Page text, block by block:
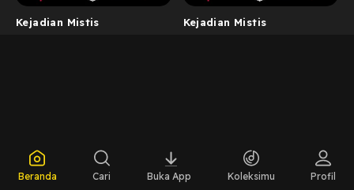
Kejadian Mistis Kejadian Mistis
Beranda Cari Buka App Koleksimu Profil